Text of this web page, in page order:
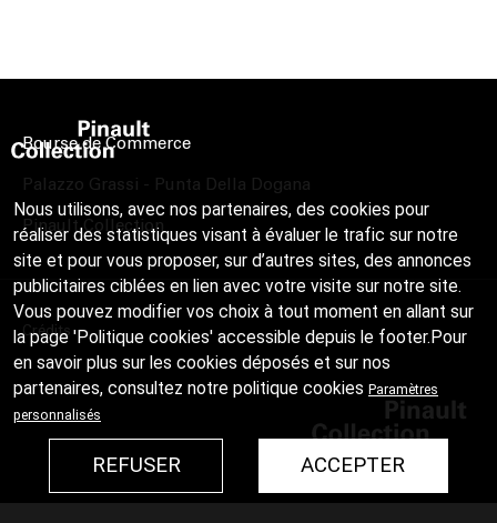
Bourse de Commerce
Palazzo Grassi - Punta Della Dogana
Pinault Collection
Crédits
Nous utilisons, avec nos partenaires, des cookies pour
réaliser des statistiques visant à évaluer le trafic sur notre
site et pour vous proposer, sur d’autres sites, des annonces
publicitaires ciblées en lien avec votre visite sur notre site.
Vous pouvez modifier vos choix à tout moment en allant sur
la page 'Politique cookies' accessible depuis le footer.Pour
en savoir plus sur les cookies déposés et sur nos
partenaires, consultez notre politique cookies Paramètres
personnalisés
ACCEPTER
REFUSER